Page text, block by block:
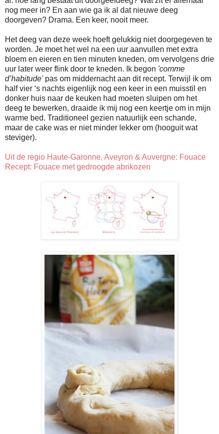
nog meer in? En aan wie ga ik al dat nieuwe deeg
doorgeven? Drama. Een keer, nooit meer.
Het deeg van deze week hoeft gelukkig niet doorgegeven te
worden. Je moet het wel na een uur aanvullen met extra
bloem en eieren en tien minuten kneden, om vervolgens drie
uur later weer flink door te kneden. Ik begon 'comme
d’habitude'pas om middernacht aan dit recept. Terwijl ik om
half vier ‘s nachts eigenlijk nog een keer in een muisstil en
donker huis naar de keuken had moeten sluipen om het
deeg te bewerken, draaide ik mij nog een keertje om in mijn
warme bed. Traditioneel gezien natuurlijk een schande,
maar de cake was er niet minder lekker om (hooguit wat
steviger).
Uit de regio Haute-Garonne, Aveyron & Auvergne: Fouace
Recept: Fouace met gedroogde abrikozen